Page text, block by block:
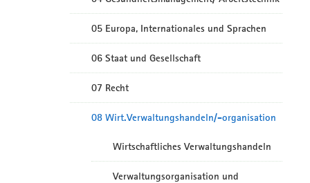
05 Europa, Internationales und Sprachen
06 Staat und Gesellschaft
07 Recht
08 Wirt.Verwaltungshandeln/-organisation
Wirtschaftliches Verwaltungshandeln
Verwaltungsorganisation und